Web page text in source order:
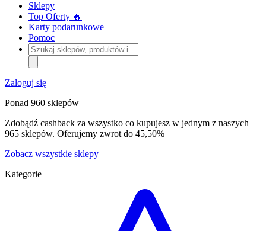
Sklepy
Top Oferty 🔥
Karty podarunkowe
Pomoc
Szukaj
sklepów,
produktów
i
kategorii
Zaloguj się
Ponad 960 sklepów
Zdobądź cashback za wszystko co kupujesz w jednym z naszych
965 sklepów. Oferujemy zwrot do 45,50%
Zobacz wszystkie sklepy
Kategorie